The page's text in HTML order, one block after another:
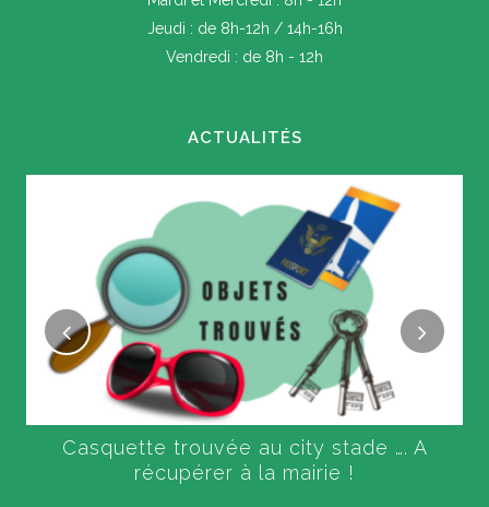
Jeudi : de 8h-12h / 14h-16h
Vendredi : de 8h - 12h
ACTUALITÉS
Casquette trouvée au city stade …. A
récupérer à la mairie !